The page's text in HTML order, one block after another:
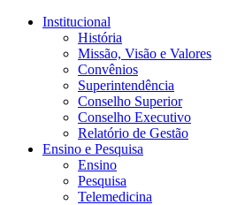
Conteúdo principal
Institucional
História
Missão, Visão e Valores
Convênios
Superintendência
Conselho Superior
Conselho Executivo
Relatório de Gestão
Ensino e Pesquisa
Ensino
Pesquisa
Telemedicina